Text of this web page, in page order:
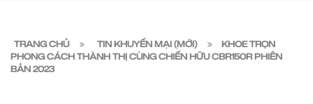
TRANG CHỦ TIN KHUYẾN MẠI (MỚI)
KHOE TRỌN
PHONG CÁCH THÀNH THỊ CÙNG CHIẾN HỮU CBR150R PHIÊN
BẢN 2023